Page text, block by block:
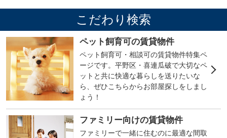
こだわり検索
ペット飼育可の賃貸物件
ペット飼育可・相談可の賃貸物件特集ペ
ージです。平野区・喜連瓜破で大切なペ
ットと共に快適な暮らしを送りたいな
ら、ぜひこちらからお部屋探しをしまし
ょう！
ファミリー向けの賃貸物件
ファミリーで一緒に住むのに最適な間取